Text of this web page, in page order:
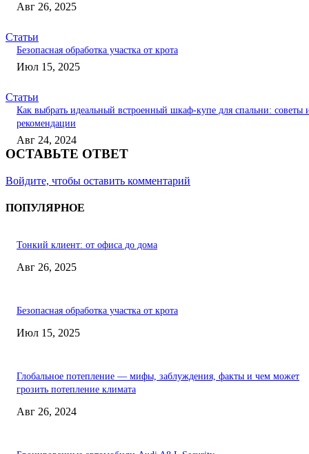
Авг 26, 2025
Статьи
Безопасная обработка участка от крота
Июл 15, 2025
Статьи
Как выбрать идеальный встроенный шкаф-купе для спальни: советы
рекомендации
Авг 24, 2024
ОСТАВЬТЕ ОТВЕТ
Войдите, чтобы оставить комментарий
ПОПУЛЯРНОЕ
Тонкий клиент: от офиса до дома
Авг 26, 2025
Безопасная обработка участка от крота
Июл 15, 2025
Глобальное потепление — мифы, заблуждения, факты и чем может
грозить потепление климата
Авг 26, 2024